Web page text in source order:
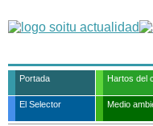
Portada Hartos del
El Selector Medio